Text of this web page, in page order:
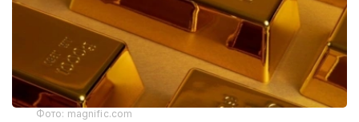
Фото: magnific.com